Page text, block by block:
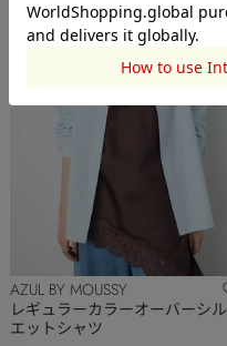
AZUL BY MOUSSY
レギュラーカラーオーバーシル
エットシャツ